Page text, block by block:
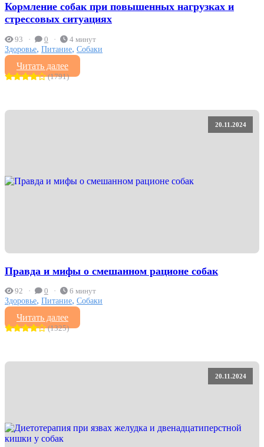
Кормление собак при повышенных нагрузках и
стрессовых ситуациях
93 0 4 минут
Здоровье, Питание, Собаки
Читать далее
(1791)
20.11.2024
Правда и мифы о смешанном рационе собак
92 0 6 минут
Здоровье, Питание, Собаки
Читать далее
(1325)
20.11.2024